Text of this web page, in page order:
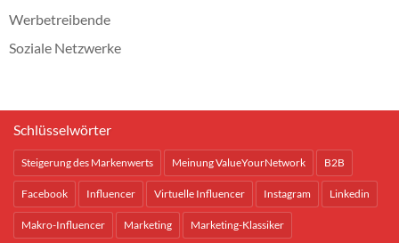
Werbetreibende
Soziale Netzwerke
Schlüsselwörter
Steigerung des Markenwerts Meinung ValueYourNetwork B2B
Facebook Influencer Virtuelle Influencer Instagram Linkedin
Makro-Influencer Marketing Marketing-Klassiker